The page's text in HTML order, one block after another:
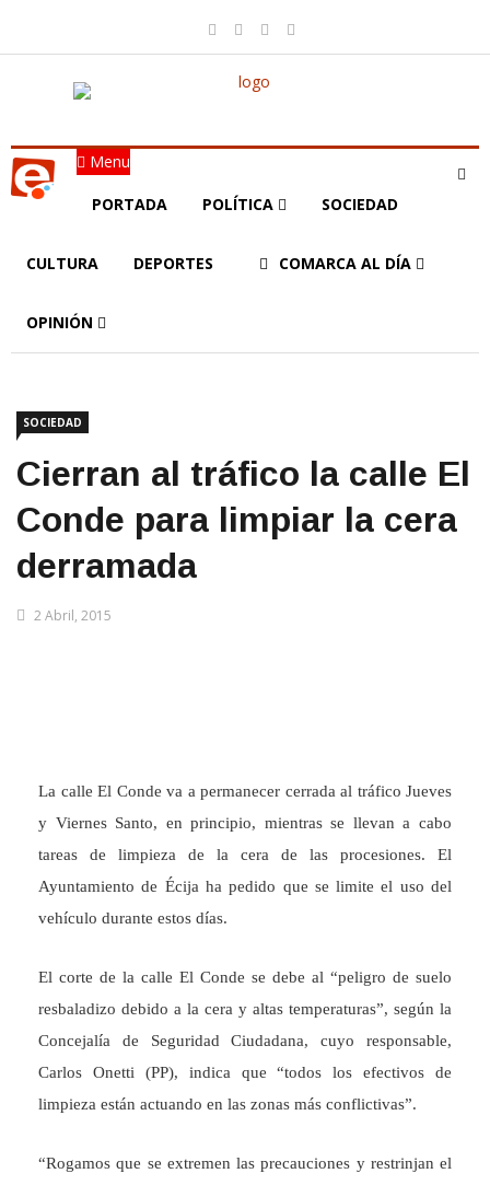
Menu
PORTADA POLÍTICA SOCIEDAD
CULTURA DEPORTES COMARCA AL DÍA
OPINIÓN
SOCIEDAD
Cierran al tráfico la calle El
Conde para limpiar la cera
derramada
2 Abril, 2015
La calle El Conde va a permanecer cerrada al tráfico Jueves
y Viernes Santo, en principio, mientras se llevan a cabo
tareas de limpieza de la cera de las procesiones. El
Ayuntamiento de Écija ha pedido que se limite el uso del
vehículo durante estos días.
El corte de la calle El Conde se debe al “peligro de suelo
resbaladizo debido a la cera y altas temperaturas”, según la
Concejalía de Seguridad Ciudadana, cuyo responsable,
Carlos Onetti (PP), indica que “todos los efectivos de
limpieza están actuando en las zonas más conflictivas”.
“Rogamos que se extremen las precauciones y restrinjan el